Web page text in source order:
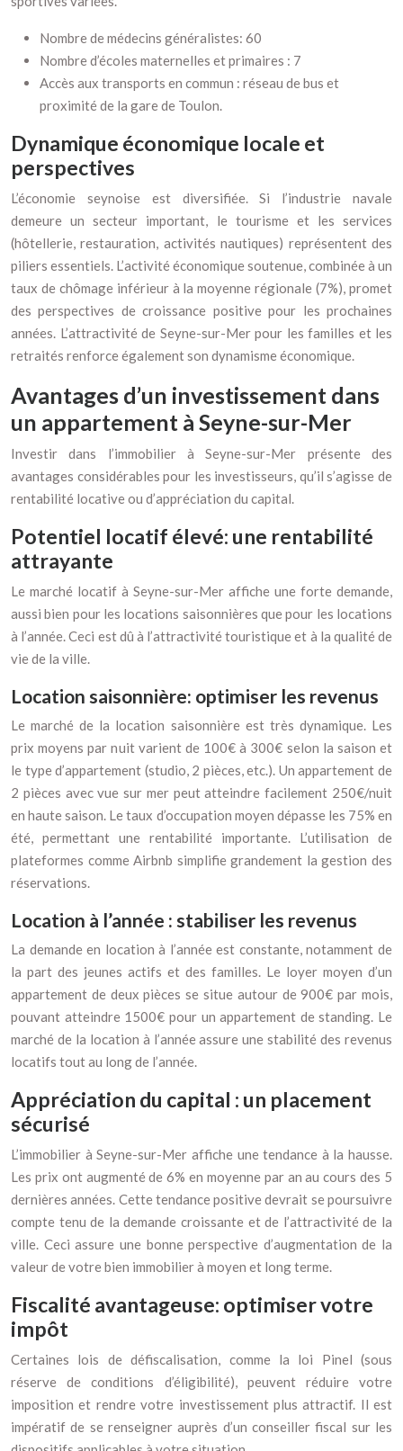
Nombre de médecins généralistes: 60
Nombre d’écoles maternelles et primaires : 7
Accès aux transports en commun : réseau de bus et
proximité de la gare de Toulon.
Dynamique économique locale et
perspectives
L’économie seynoise est diversifiée. Si l’industrie navale
demeure un secteur important, le tourisme et les services
(hôtellerie, restauration, activités nautiques) représentent des
piliers essentiels. L’activité économique soutenue, combinée à un
taux de chômage inférieur à la moyenne régionale (7%), promet
des perspectives de croissance positive pour les prochaines
années. L’attractivité de Seyne-sur-Mer pour les familles et les
retraités renforce également son dynamisme économique.
Avantages d’un investissement dans
un appartement à Seyne-sur-Mer
Investir dans l’immobilier à Seyne-sur-Mer présente des
avantages considérables pour les investisseurs, qu’il s’agisse de
rentabilité locative ou d’appréciation du capital.
Potentiel locatif élevé: une rentabilité
attrayante
Le marché locatif à Seyne-sur-Mer affiche une forte demande,
aussi bien pour les locations saisonnières que pour les locations
à l’année. Ceci est dû à l’attractivité touristique et à la qualité de
vie de la ville.
Location saisonnière: optimiser les revenus
Le marché de la location saisonnière est très dynamique. Les
prix moyens par nuit varient de 100€ à 300€ selon la saison et
le type d’appartement (studio, 2 pièces, etc.). Un appartement de
2 pièces avec vue sur mer peut atteindre facilement 250€/nuit
en haute saison. Le taux d’occupation moyen dépasse les 75% en
été, permettant une rentabilité importante. L’utilisation de
plateformes comme Airbnb simplifie grandement la gestion des
réservations.
Location à l’année : stabiliser les revenus
La demande en location à l’année est constante, notamment de
la part des jeunes actifs et des familles. Le loyer moyen d’un
appartement de deux pièces se situe autour de 900€ par mois,
pouvant atteindre 1500€ pour un appartement de standing. Le
marché de la location à l’année assure une stabilité des revenus
locatifs tout au long de l’année.
Appréciation du capital : un placement
sécurisé
L’immobilier à Seyne-sur-Mer affiche une tendance à la hausse.
Les prix ont augmenté de 6% en moyenne par an au cours des 5
dernières années. Cette tendance positive devrait se poursuivre
compte tenu de la demande croissante et de l’attractivité de la
ville. Ceci assure une bonne perspective d’augmentation de la
valeur de votre bien immobilier à moyen et long terme.
Fiscalité avantageuse: optimiser votre
impôt
Certaines lois de défiscalisation, comme la loi Pinel (sous
réserve de conditions d’éligibilité), peuvent réduire votre
imposition et rendre votre investissement plus attractif. Il est
impératif de se renseigner auprès d’un conseiller fiscal sur les